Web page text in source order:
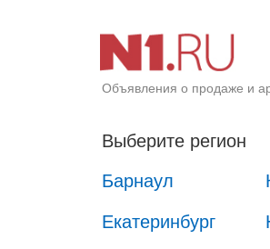
Объявления о продаже и
Выберите регион
Барнаул
Екатеринбург